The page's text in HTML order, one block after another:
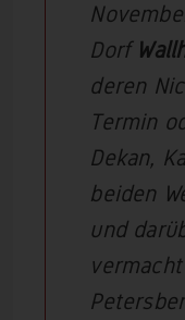
Dorf
deren
Termin
Dekan,
beiden
und